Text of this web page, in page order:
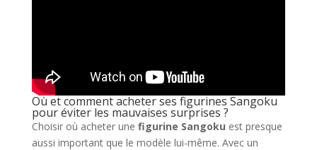
Où et comment acheter ses figurines Sangoku
pour éviter les mauvaises surprises ?
Choisir où acheter une figurine Sangoku est presque
aussi important que le modèle lui-même. Avec un